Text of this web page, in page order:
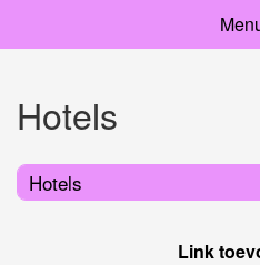
Hotels
Hotels
Link